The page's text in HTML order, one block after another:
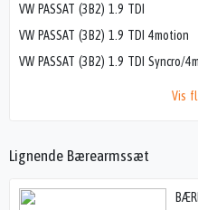
Lignende Bærearmssæt
VW PASSAT (3B2) 1.9 TDI
VW PASSAT (3B2) 1.9 TDI 4motion
VW PASSAT (3B2) 1.9 TDI Syncro/
Vis